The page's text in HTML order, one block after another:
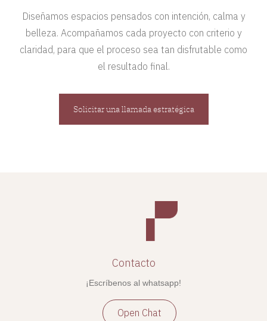
Diseñamos espacios pensados con intención, calma y
belleza. Acompañamos cada proyecto con criterio y
claridad, para que el proceso sea tan disfrutable como
el resultado final.
Solicitar una llamada estratégica
Contacto
¡Escríbenos al whatsapp!
Open Chat